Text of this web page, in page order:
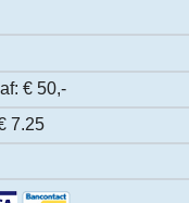
€ 50,-
7.25